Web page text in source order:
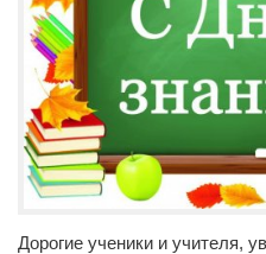
Дорогие ученики и учителя,